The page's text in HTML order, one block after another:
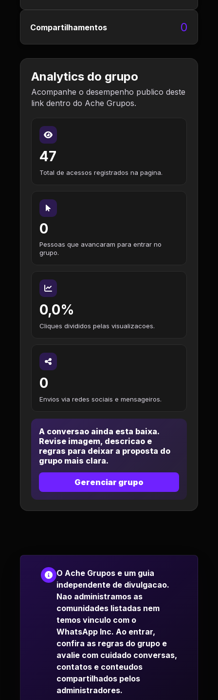
Compartilhamentos 0
Analytics do grupo
Acompanhe o desempenho publico deste
link dentro do Ache Grupos.
47
Total de acessos registrados na pagina.
0
Pessoas que avancaram para entrar no
grupo.
0,0%
Cliques divididos pelas visualizacoes.
0
Envios via redes sociais e mensageiros.
A conversao ainda esta baixa.
Revise imagem, descricao e
regras para deixar a proposta do
grupo mais clara.
Gerenciar grupo
O Ache Grupos e um guia
independente de divulgacao.
Nao administramos as
comunidades listadas nem
temos vinculo com o
WhatsApp Inc. Ao entrar,
confira as regras do grupo e
avalie com cuidado conversas,
contatos e conteudos
compartilhados pelos
administradores.